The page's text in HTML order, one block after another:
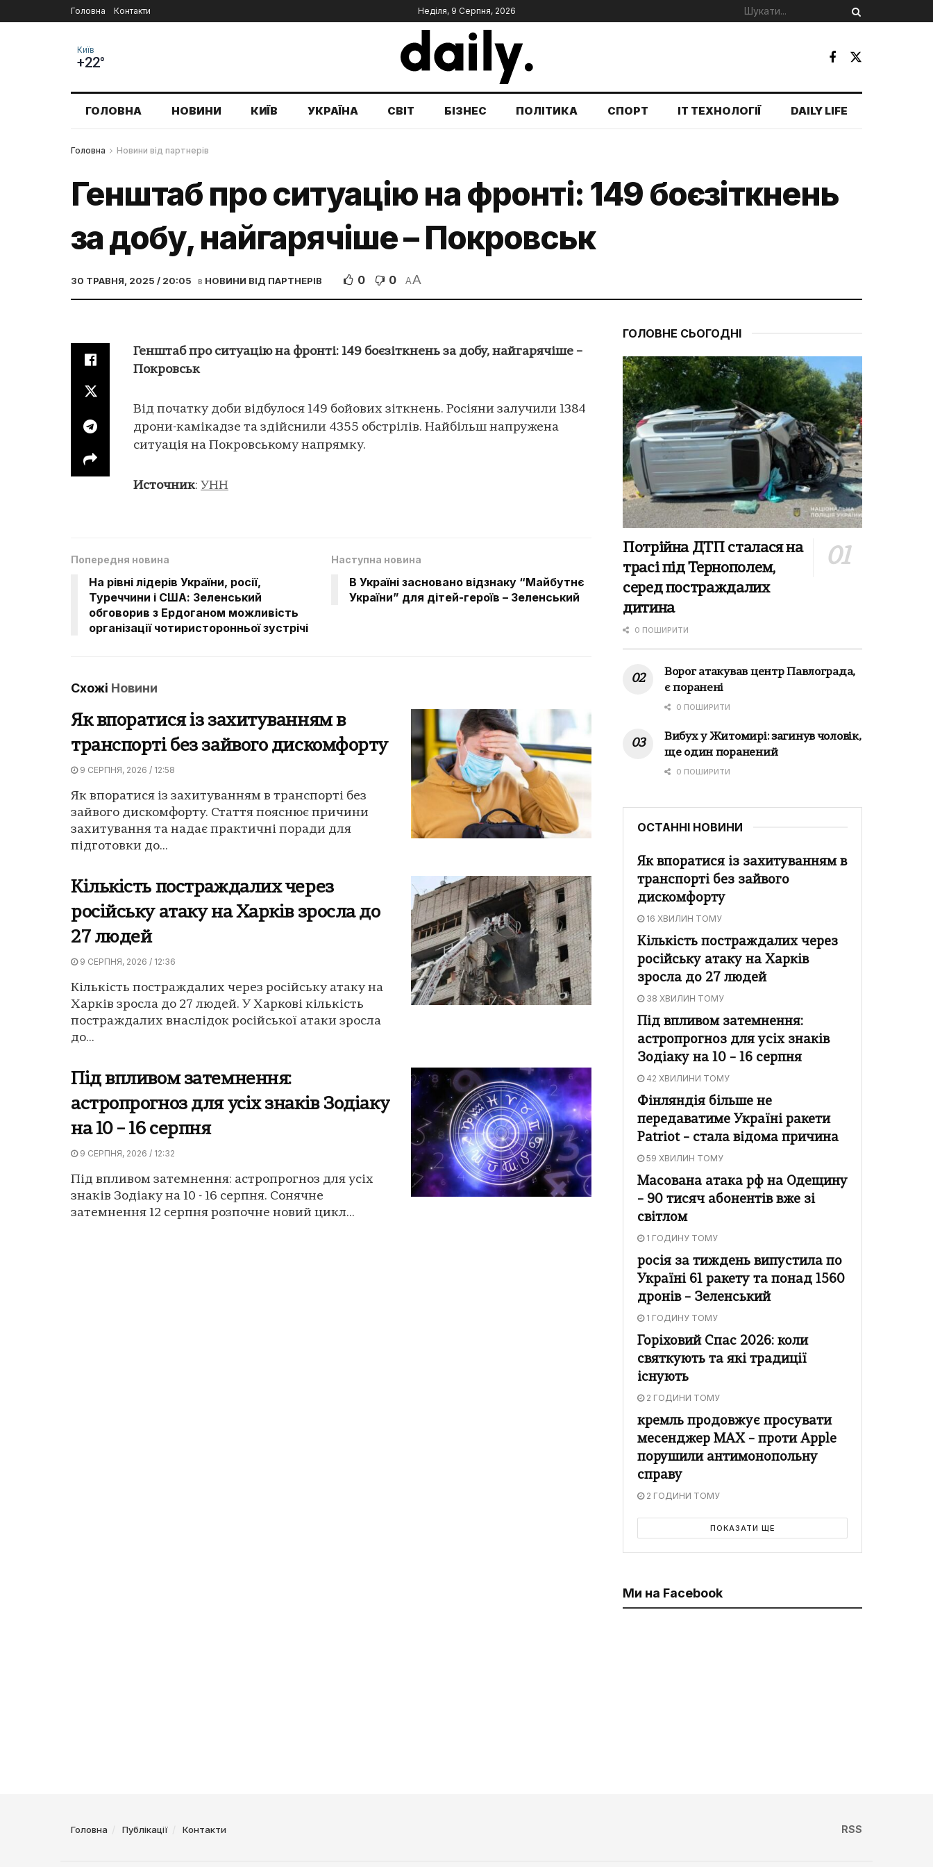
Головна Контакти Неділя, 9 Серпня, 2026
Київ
+22°
ГОЛОВНА НОВИНИ КИЇВ УКРАЇНА СВІТ БІЗНЕС ПОЛІТИКА СПОРТ IT ТЕХНОЛОГІЇ DAILY LIFE
Головна Новини від партнерів
Генштаб про ситуацію на фронті: 149 боєзіткнень
за добу, найгарячіше – Покровськ
30 ТРАВНЯ, 2025 / 20:05 в НОВИНИ ВІД ПАРТНЕРІВ 0 0 AA
Генштаб про ситуацію на фронті: 149 боєзіткнень за добу, найгарячіше –
Покровськ
Від початку доби відбулося 149 бойових зіткнень. Росіяни залучили 1384
дрони-камікадзе та здійснили 4355 обстрілів. Найбільш напружена
ситуація на Покровському напрямку.
Источник: УНН
Попередня новина
На рівні лідерів України, росії,
Туреччини і США: Зеленський
обговорив з Ердоганом можливість
організації чотиристоронньої зустрічі
Наступна новина
В Україні засновано відзнаку “Майбутнє
України” для дітей-героїв – Зеленський
Схожі Новини
Як впоратися із захитуванням в
транспорті без зайвого дискомфорту
9 СЕРПНЯ, 2026 / 12:58
Як впоратися із захитуванням в транспорті без
зайвого дискомфорту. Стаття пояснює причини
захитування та надає практичні поради для
підготовки до...
Кількість постраждалих через
російську атаку на Харків зросла до
27 людей
9 СЕРПНЯ, 2026 / 12:36
Кількість постраждалих через російську атаку на
Харків зросла до 27 людей. У Харкові кількість
постраждалих внаслідок російської атаки зросла
до...
Під впливом затемнення:
астропрогноз для усіх знаків Зодіаку
на 10 – 16 серпня
9 СЕРПНЯ, 2026 / 12:32
Під впливом затемнення: астропрогноз для усіх
знаків Зодіаку на 10 - 16 серпня. Сонячне
затемнення 12 серпня розпочне новий цикл...
ГОЛОВНЕ СЬОГОДНІ
Потрійна ДТП сталася на
трасі під Тернополем,
серед постраждалих
дитина
0 ПОШИРИТИ
Ворог атакував центр Павлограда,
є поранені
0 ПОШИРИТИ
Вибух у Житомирі: загинув чоловік,
ще один поранений
0 ПОШИРИТИ
ОСТАННІ НОВИНИ
Як впоратися із захитуванням в
транспорті без зайвого
дискомфорту
16 ХВИЛИН ТОМУ
Кількість постраждалих через
російську атаку на Харків
зросла до 27 людей
38 ХВИЛИН ТОМУ
Під впливом затемнення:
астропрогноз для усіх знаків
Зодіаку на 10 – 16 серпня
42 ХВИЛИНИ ТОМУ
Фінляндія більше не
передаватиме Україні ракети
Patriot – стала відома причина
59 ХВИЛИН ТОМУ
Масована атака рф на Одещину
– 90 тисяч абонентів вже зі
світлом
1 ГОДИНУ ТОМУ
росія за тиждень випустила по
Україні 61 ракету та понад 1560
дронів – Зеленський
1 ГОДИНУ ТОМУ
Горіховий Спас 2026: коли
святкують та які традиції
існують
2 ГОДИНИ ТОМУ
кремль продовжує просувати
месенджер MAX – проти Apple
порушили антимонопольну
справу
2 ГОДИНИ ТОМУ
ПОКАЗАТИ ЩЕ
Ми на Facebook
Головна Публікації Контакти RSS